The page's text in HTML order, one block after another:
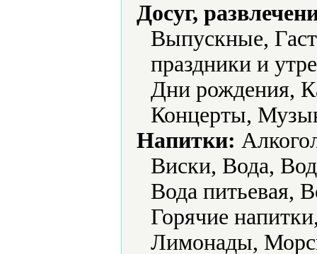
Досуг,
Выпускные,
праздники и
Дни рождения,
Концерты,
Напитки:
Виски, Вода,
Вода питьевая,
Горячие
Лимонады,